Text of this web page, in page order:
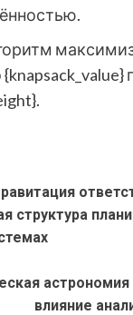
структура
влияние